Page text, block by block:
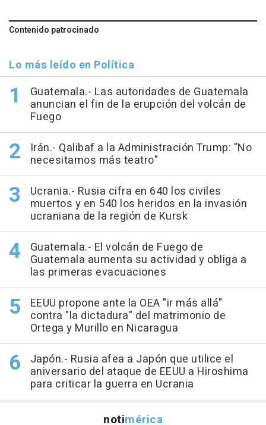
Contenido patrocinado
Lo más leído en Política
Guatemala.- Las autoridades de Guatemala
anuncian el fin de la erupción del volcán de
Fuego
Irán.- Qalibaf a la Administración Trump: "No
necesitamos más teatro"
Ucrania.- Rusia cifra en 640 los civiles
muertos y en 540 los heridos en la invasión
ucraniana de la región de Kursk
Guatemala.- El volcán de Fuego de
Guatemala aumenta su actividad y obliga a
las primeras evacuaciones
EEUU propone ante la OEA "ir más allá"
contra "la dictadura" del matrimonio de
Ortega y Murillo en Nicaragua
Japón.- Rusia afea a Japón que utilice el
aniversario del ataque de EEUU a Hiroshima
para criticar la guerra en Ucrania
notimérica